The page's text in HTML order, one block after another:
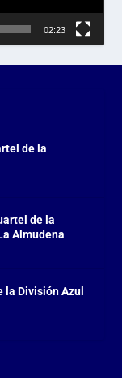
02:23
de la
de la
Almudena
la División Azul